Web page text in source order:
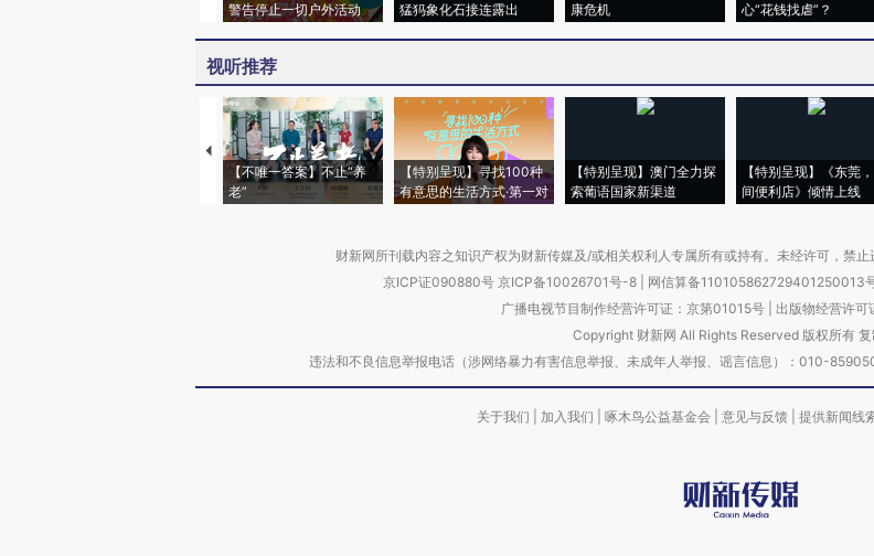
警告停止一切户外活动
猛犸象化石接连露出
康危机
心“花钱找虐”？
视听推荐
【不唯一答案】不止“养
老”
【特别呈现】寻找100种
有意思的生活方式·第一对
【特别呈现】澳门全力探
索葡语国家新渠道
【特别呈现】《东莞
间便利店》倾情上线
财新网所刊载内容之知识产权为财新传媒及/或相关权利人专属所有或持有。未经许可，禁止
京ICP证090880号 京ICP备10026701号-8 网信算备110105862729401250013
广播电视节目制作经营许可证：京第01015号| 出版物经营许
Copyright 财新网 All Rights Reserved 版权所有 复
违法和不良信息举报电话（涉网络暴力有害信息举报、未成年人举报、谣言信息）：010-
关于我们 加入我们 啄木鸟公益基金会 意见与反馈 提供新闻线